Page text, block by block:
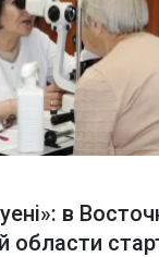
в
области